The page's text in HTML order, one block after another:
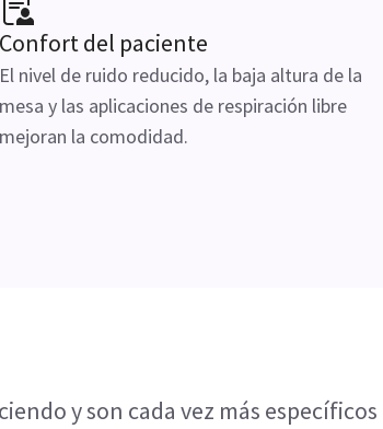
Confort del paciente
El nivel de ruido reducido, la baja altura de la
mesa y las aplicaciones de respiración libre
mejoran la comodidad.
y son cada vez más específicos